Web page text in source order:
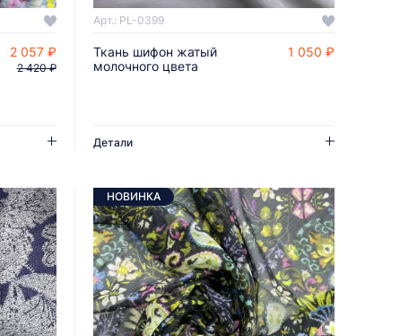
2 057 ₽
2 420 ₽ ДОБАВИТЬ В КОРЗИНУ
Арт.: PL-0399
Ткань шифон жатый
молочного цвета
1 050 ₽
Детали
НОВИНКА